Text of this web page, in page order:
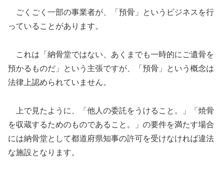
ごくごく一部の事業者が、「預骨」というビジネスを行
っていることがあります。
これは「納骨堂ではない、あくまでも一時的にご遺骨を
預かるものだ」という主張ですが、「預骨」という概念は
法律上認められていません。
上で見たように、「他人の委託をうけること。」「焼骨
を収蔵するためのものであること。」の要件を満たす場合
には納骨堂として都道府県知事の許可を受けなければ違法
な施設となります。